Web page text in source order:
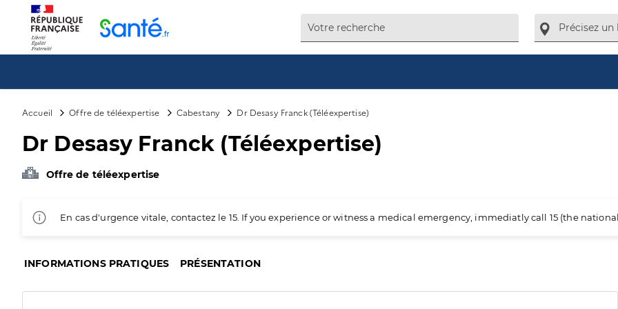
Accueil Offre de téléexpertise Cabestany Dr Desasy Franck (Téléexpertise)
Dr Desasy Franck (Téléexpertise)
Offre de téléexpertise
En cas d'urgence vitale, contactez le 15. If you experience or witness a medical emergency, immediatly call 15 (the
INFORMATIONS PRATIQUES PRÉSENTATION
Panneau de gestion des cookies